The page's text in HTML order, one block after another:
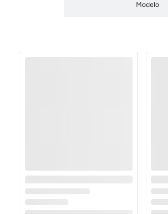
Modelo